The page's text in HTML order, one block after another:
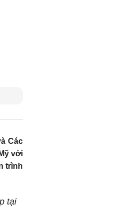
Các
với
trình
tại